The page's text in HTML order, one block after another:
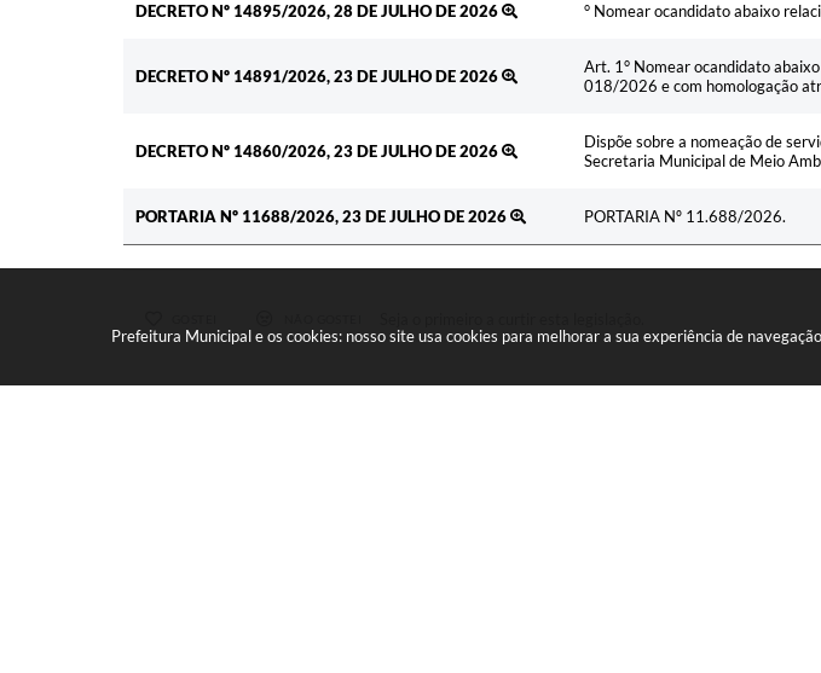
Prefeitura Municipal e os cookies: nosso site usa cookies para melhorar a sua experiência de
DECRETO Nº 14895/2026, 28 DE JULHO DE 2026 ° Nomear ocandidato abaixo
DECRETO Nº 14891/2026, 23 DE JULHO DE 2026
Art. 1° Nomear ocandidato
018/2026 e com homologação
DECRETO Nº 14860/2026, 23 DE JULHO DE 2026
Dispõe sobre a nomeação de
Secretaria Municipal de Meio
PORTARIA Nº 11688/2026, 23 DE JULHO DE 2026 PORTARIA Nº 11.688/2026.